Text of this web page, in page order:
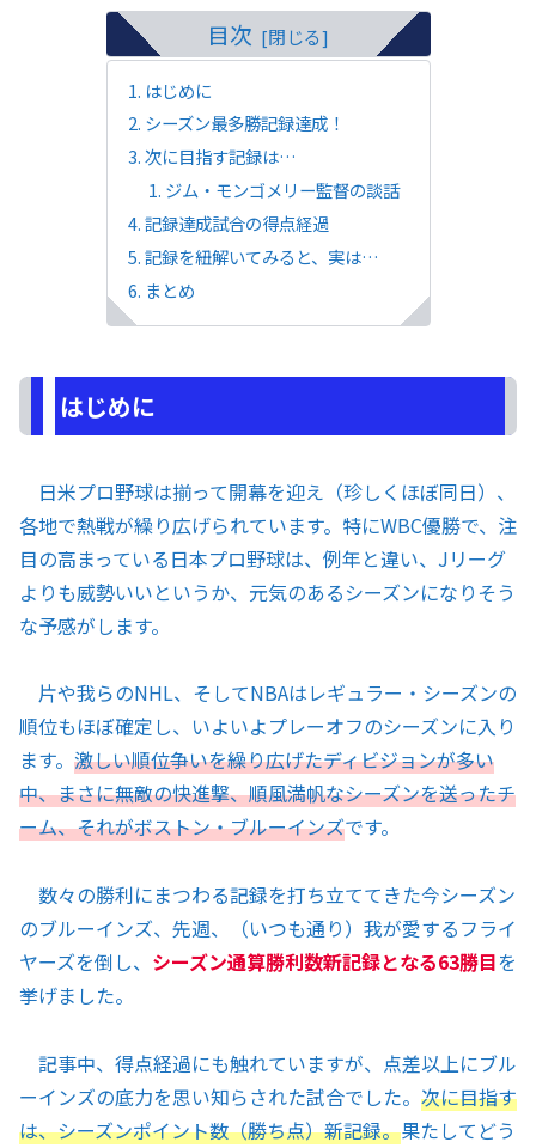
目次
はじめに
シーズン最多勝記録達成！
次に目指す記録は…
ジム・モンゴメリー監督の談話
記録達成試合の得点経過
記録を紐解いてみると、実は…
まとめ
はじめに
日米プロ野球は揃って開幕を迎え（珍しくほぼ同日）、
各地で熱戦が繰り広げられています。特にWBC優勝で、注
目の高まっている日本プロ野球は、例年と違い、Jリーグ
よりも威勢いいというか、元気のあるシーズンになりそう
な予感がします。
片や我らのNHL、そしてNBAはレギュラー・シーズンの
順位もほぼ確定し、いよいよプレーオフのシーズンに入り
ます。 激しい順位争いを繰り広げたディビジョンが多い
中、まさに無敵の快進撃、順風満帆なシーズンを送ったチ
ーム、それがボストン・ブルーインズです。
数々の勝利にまつわる記録を打ち立ててきた今シーズン
のブルーインズ、先週、（いつも通り）我が愛するフライ
ヤーズを倒し、 シーズン通算勝利数新記録となる63勝目を
挙げました。
記事中、得点経過にも触れていますが、点差以上にブル
ーインズの底力を思い知らされた試合でした。 次に目指す
は、シーズンポイント数（勝ち点）新記録。果たしてどう